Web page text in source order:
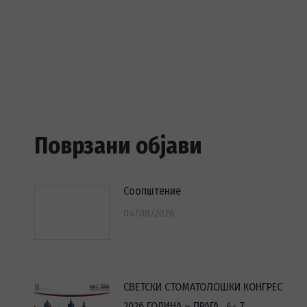
Поврзани објави
Соопштение
04/08/2026
СВЕТСКИ СТОМАТОЛОШКИ КОНГРЕС